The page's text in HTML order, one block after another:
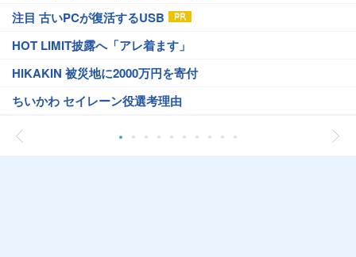
注目 古いPCが復活するUSB
HOT LIMIT披露へ「アレ着ます」
HIKAKIN 被災地に2000万円を寄付
ちいかわ セイレーン役選考理由